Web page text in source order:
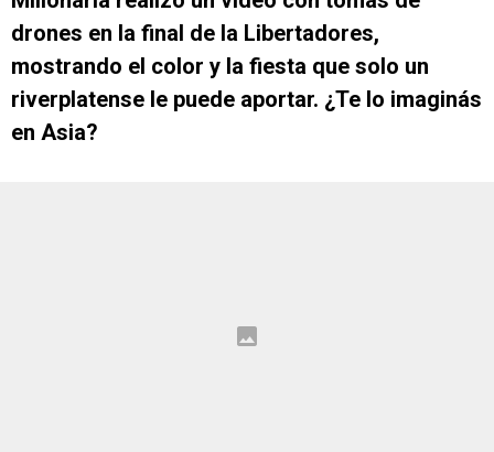
drones en la final de la Libertadores,
mostrando el color y la fiesta que solo un
riverplatense le puede aportar. ¿Te lo imaginás
en Asia?